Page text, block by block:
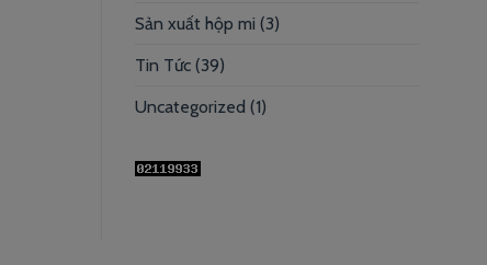
Sản xuất hộp mi (3)
Tin Tức (39)
Uncategorized (1)